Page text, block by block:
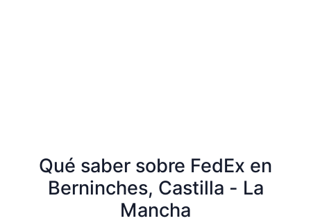
Qué saber sobre FedEx en
Berninches, Castilla - La
Mancha